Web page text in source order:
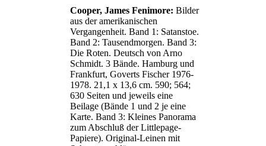
Cooper, James Fenimore: Bilder
aus der amerikanischen
Vergangenheit. Band 1: Satanstoe.
Band 2: Tausendmorgen. Band 3:
Die Roten. Deutsch von Arno
Schmidt. 3 Bände. Hamburg und
Frankfurt, Goverts Fischer 1976-
1978. 21,1 x 13,6 cm. 590; 564;
630 Seiten und jeweils eine
Beilage (Bände 1 und 2 je eine
Karte. Band 3: Kleines Panorama
zum Abschluß der Littlepage-
Papiere). Original-Leinen mit